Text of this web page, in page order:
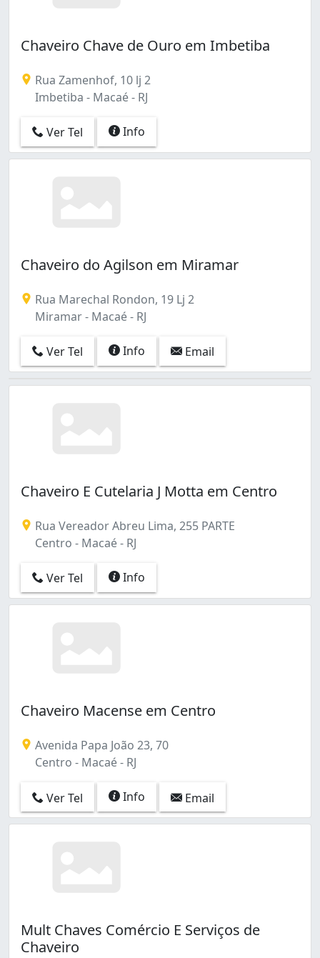
Chaveiro Chave de Ouro em Imbetiba
Rua Zamenhof, 10 lj 2
Imbetiba - Macaé - RJ
Ver Tel Info
Chaveiro do Agilson em Miramar
Rua Marechal Rondon, 19 Lj 2
Miramar - Macaé - RJ
Ver Tel Info Email
Chaveiro E Cutelaria J Motta em Centro
Rua Vereador Abreu Lima, 255 PARTE
Centro - Macaé - RJ
Ver Tel Info
Chaveiro Macense em Centro
Avenida Papa João 23, 70
Centro - Macaé - RJ
Ver Tel Info Email
Mult Chaves Comércio E Serviços de
Chaveiro